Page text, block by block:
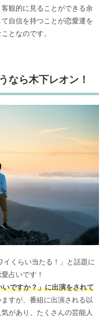
観的に見ることができる余
自信を持つことが恋愛運を
となのです。
なら木下レオン！
くらい当たる！」と話題に
占いです！
ですか？」に出演をされて
すが、番組に出演される以
があり、たくさんの芸能人